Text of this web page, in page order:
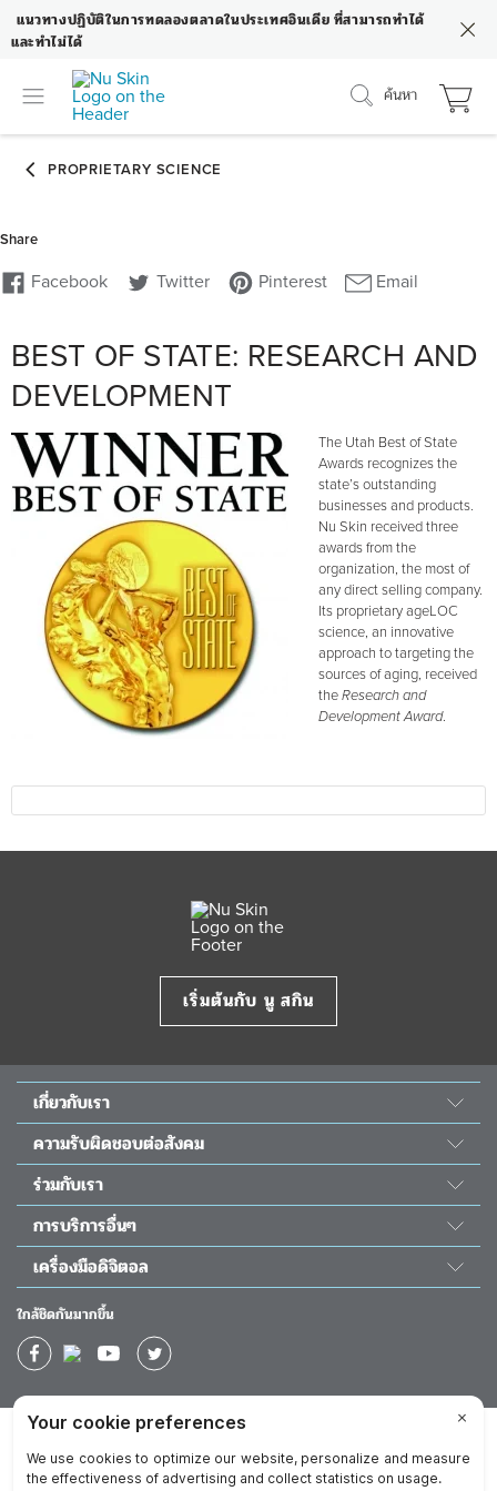
แนวทางปฏิบัติในการทดลองตลาดในประเทศอินเดีย ที่สามารถทำได้
และทำไม่ได้
ค้นหา
BEST OF STATE: RESEARCH AND
DEVELOPMENT
The Utah Best of State
Awards recognizes the
state’s outstanding
businesses and products.
Nu Skin received three
awards from the
organization, the most of
any direct selling company.
Its proprietary ageLOC
science, an innovative
approach to targeting the
sources of aging, received
theResearch and
Development Award.
เริ่มต้นกับ นู สกิน
เกี่ยวกับเรา
เรื่องราวของเรา
วิทยาศาสตร์ นู สกิน
ห้องข่าว&รางวัล
The Source
นักลงทุนสัมพันธ์
ความรับผิดชอบต่อสังคม
พลังแห่งความดี
โครงการนูริช เดอะ ชิลเดร้น
ความรับผิดชอบต่อสังคม
โครงการผ่าตัดหัวใจเด็ก
ร่วมกับเรา
สมัครเป็นตัวแทน
โอกาสทางธุรกิจ
กิจกรรม
ปฏิทินอบรม
ผลตอบแทนทางการเงิน
การบริการอื่นๆ
ติดต่อเรา
ช่วยเหลือ
ใบโปรโมชั่นประจำเดือน
ใบโปรโมชั่นยอดนิยม
แคตตาล็อก
การันตี 90 วัน Prysm Score
เครื่องมือดิจิตอล
แอป Nu Skin Stela
แอป TRME App
ใกล้ชิดกันมากขึ้น
ข้อกำหนดการใช้งานเว็บไซต์
ประกาศในการใช้เว็บไซต์